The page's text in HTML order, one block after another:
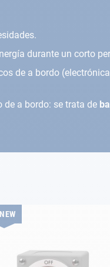
durante un corto
de a bordo
a bordo: se trata de
NEW